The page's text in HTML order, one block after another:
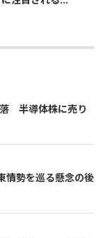
落 半導体株に売り
情勢を巡る懸念の後